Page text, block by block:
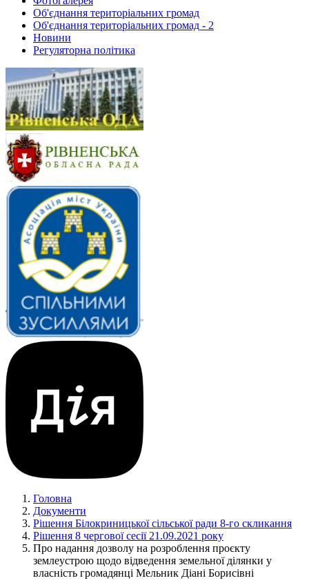
Об'єднання територіальних громад
Об'єднання територіальних громад - 2
Новини
Регуляторна політика
Головна
Документи
Рішення Білокриницької сільської ради 8-го скликання
Рішення 8 чергової сесії 21.09.2021 року
Про надання дозволу на розроблення проєкту
землеустрою щодо відведення земельної ділянки у
власність громадянці Мельник Діані Борисівні